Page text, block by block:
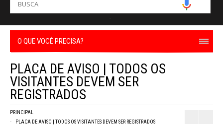
-
O QUE VOCÊ PRECISA?
PLACA DE AVISO | TODOS OS
VISITANTES DEVEM SER
REGISTRADOS
PRINCIPAL
PLACA DE AVISO | TODOS OS VISITANTES DEVEM SER REGISTRADOS